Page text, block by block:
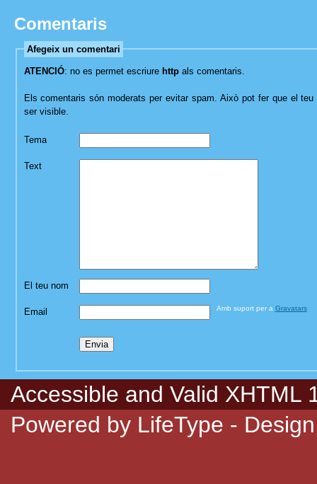
Comentaris
Afegeix un comentari
ATENCIÓ: no es permet escriure httpals comentaris.
Els comentaris són moderats per evitar spam. Això pot fer que el
ser visible.
Tema
Text
El teu nom
Email Amb suport per a Gravatars
Accessible and Valid XHTML
Powered by LifeType -